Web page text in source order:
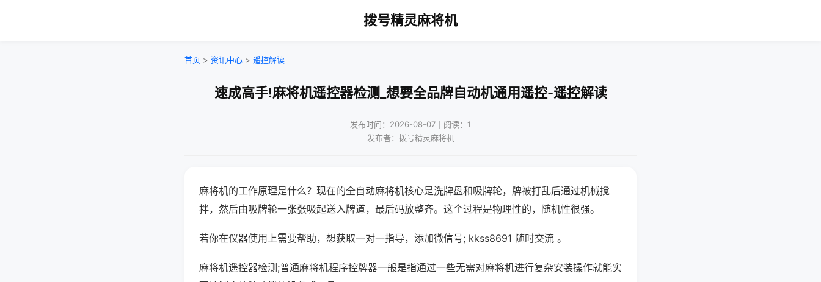
拨号精灵麻将机
首页 > 资讯中心 > 遥控解读
速成高手!麻将机遥控器检测_想要全品牌自动机通用遥控-遥控解读
发布时间：2026-08-07｜阅读：1
发布者：拨号精灵麻将机
麻将机的工作原理是什么？现在的全自动麻将机核心是洗牌盘和吸牌轮，牌被打乱后通过机械搅
拌，然后由吸牌轮一张张吸起送入牌道，最后码放整齐。这个过程是物理性的，随机性很强。
若你在仪器使用上需要帮助，想获取一对一指导，添加微信号; kkss8691 随时交流 。
麻将机遥控器检测;普通麻将机程序控牌器一般是指通过一些无需对麻将机进行复杂安装操作就能实